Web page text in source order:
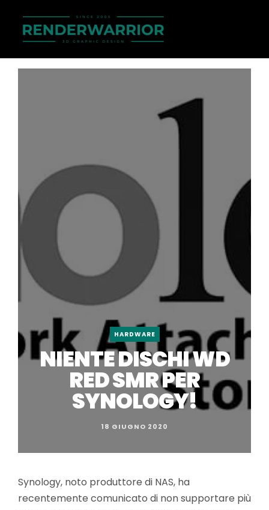
HARDWARE
NIENTE DISCHI WD
RED SMR PER
SYNOLOGY!
18 GIUGNO 2020
Synology, noto produttore di NAS, ha
recentemente comunicato di non supportare più